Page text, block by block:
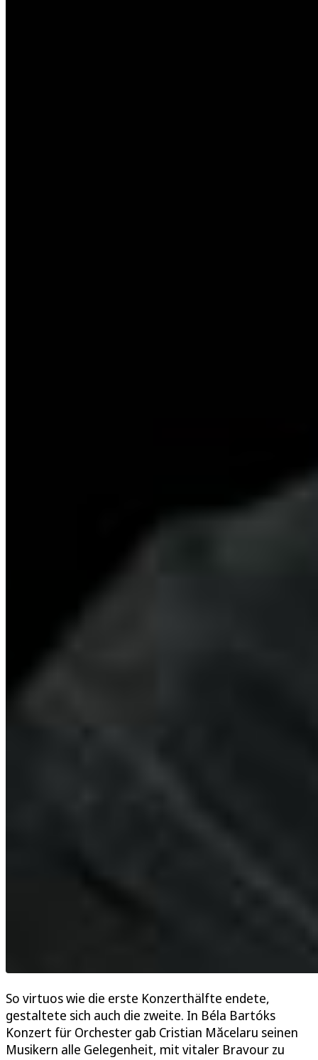
So virtuos wie die erste Konzerthälfte endete,
gestaltete sich auch die zweite. In Béla Bartóks
Konzert für Orchester gab Cristian Măcelaru seinen
Musikern alle Gelegenheit, mit vitaler Bravour zu